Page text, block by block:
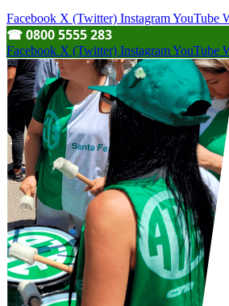
Facebook X (Twitter) InstagramYouTube
☎︎ 0800 5555 283
Facebook X (Twitter) InstagramYouTube